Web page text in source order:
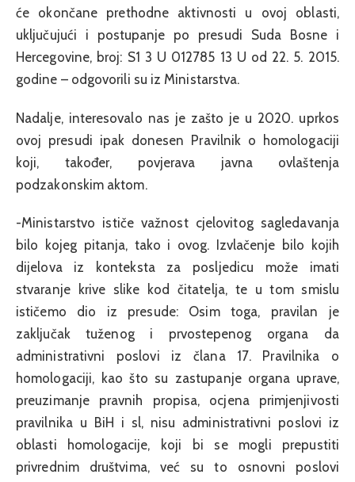
će okončane prethodne aktivnosti u ovoj oblasti,
uključujući i postupanje po presudi Suda Bosne i
Hercegovine, broj: S1 3 U 012785 13 U od 22. 5. 2015.
godine – odgovorili su iz Ministarstva.
Nadalje, interesovalo nas je zašto je u 2020. uprkos
ovoj presudi ipak donesen Pravilnik o homologaciji
koji, također, povjerava javna ovlaštenja
podzakonskim aktom.
-Ministarstvo ističe važnost cjelovitog sagledavanja
bilo kojeg pitanja, tako i ovog. Izvlačenje bilo kojih
dijelova iz konteksta za posljedicu može imati
stvaranje krive slike kod čitatelja, te u tom smislu
ističemo dio iz presude: Osim toga, pravilan je
zaključak tuženog i prvostepenog organa da
administrativni poslovi iz člana 17. Pravilnika o
homologaciji, kao što su zastupanje organa uprave,
preuzimanje pravnih propisa, ocjena primjenjivosti
pravilnika u BiH i sl, nisu administrativni poslovi iz
oblasti homologacije, koji bi se mogli prepustiti
privrednim društvima, već su to osnovni poslovi